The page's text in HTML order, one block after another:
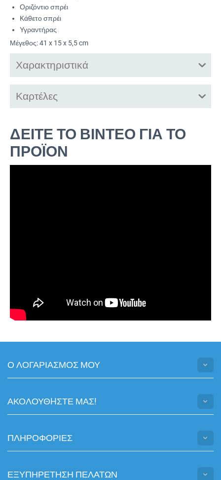
Οριζόντιο σπρέι
Κάθετο σπρέι
Υγραντήρας
Μέγεθος: 41 x 15 x 5,5 cm
Χαρακτηριστικά
Καρτέλες
ΔΕΙΤΕ ΤΟ ΒΙΝΤΕΟ ΓΙΑ ΤΟ
ΠΡΟΪΟΝ
Ο ΛΟΓΑΡΙΑΣΜΟΣ ΜΟΥ
ΑΚΟΛΟΥΘHΣΤΕ ΜΑΣ!
ΠΛΗΡΟΦΟΡΙΕΣ
ΕΞΥΠΗΡΕΤΗΣΗ ΠΕΛΑΤΩΝ